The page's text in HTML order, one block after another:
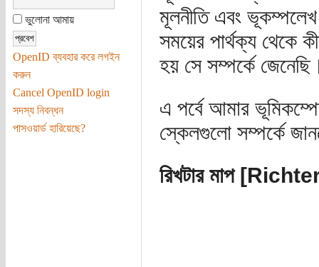
ভুলোনা আমায়
OpenID ব্যবহার করে লগইন
করুন
Cancel OpenID login
সদস্য নিবন্ধন
পাসওয়ার্ড হারিয়েছে?
মূলনীতি এবং
সময়ের পার্থক্য থেকে
হয় সে সম্পর্কে
এ পর্বে আমার
স্কেলগুলো সম্পর্কে
রিখটার মাপ